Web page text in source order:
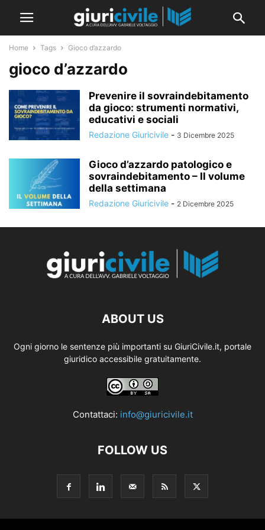
Home Tags Gioco d’azzardo
gioco d’azzardo
Prevenire il sovraindebitamento
da gioco: strumenti normativi,
educativi e sociali
Redazione Giuricivile - 3 Dicembre 2025
Gioco d’azzardo patologico e
sovraindebitamento – Il volume
della settimana
Redazione Giuricivile - 2 Dicembre 2025
ABOUT US
Ogni giorno le sentenze più importanti su GiuriCivile.it, portale
giuridico accessibile gratuitamente.
Contattaci: info@giuricivile.it
FOLLOW US